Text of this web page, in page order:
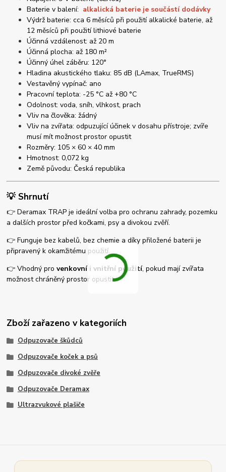
Baterie v balení: alkalická baterie je součástí dodávky
Výdrž baterie: cca 6 měsíců při použití alkalické baterie, až
12 měsíců při použití lithiové baterie
Účinná vzdálenost: až 20 m
Účinná plocha: až 180 m²
Účinný úhel záběru: 120°
Hladina akustického tlaku: 85 dB (LAmax, TrueRMS)
Vestavěný vypínač: ano
Pracovní teplota: -25 °C až +80 °C
Odolnost: voda, sníh, vlhkost, prach
Vliv na člověka: žádný
Vliv na zvířata: odpuzující účinek v dosahu přístroje; zvíře
musí mít možnost prostor opustit
Rozměry: 105 × 60 × 40 mm
Hmotnost: 0,072 kg
Země původu: Česká republika
💡 Shrnutí
👉 Deramax TRAP je ideální volba pro ochranu zahrady, pozemku
a dalších prostor před kočkami, psy a divokou zvěří.
👉 Funguje bez kabelů, bez chemie a díky přiložené baterii je
připravený k okamžitému použití.
👉 Vhodný provenkovní i vnitřní použití, pokud mají zvířata
možnost chráněný prostor opustit.
Zboží zařazeno v kategoriích
Odpuzovače škůdců
Odpuzovače koček a psů
Odpuzovače divoké zvěře
Odpuzovače Deramax
Ultrazvukové plašiče